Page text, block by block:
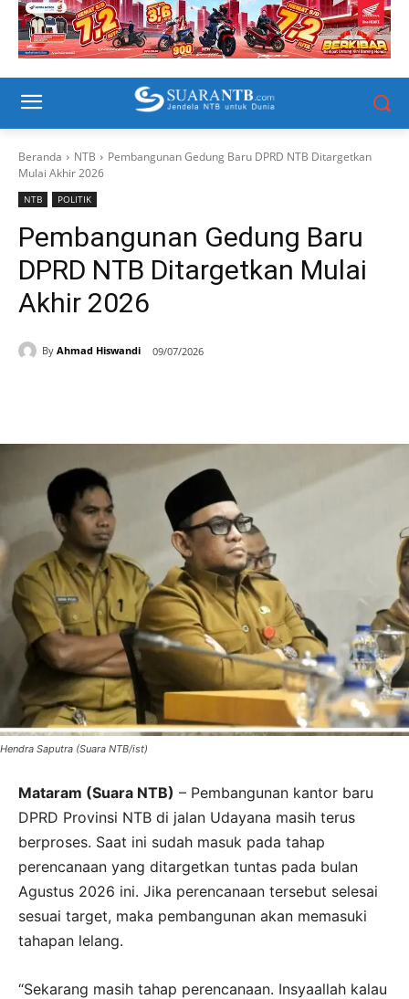
Beranda NTB
Pembangunan Gedung Baru DPRD NTB Ditargetkan
Mulai Akhir 2026
NTB POLITIK
Pembangunan Gedung Baru
DPRD NTB Ditargetkan Mulai
Akhir 2026
By Ahmad Hiswandi 09/07/2026
Hendra Saputra (Suara NTB/ist)
Mataram (Suara NTB) – Pembangunan kantor baru
DPRD Provinsi NTB di jalan Udayana masih terus
berproses. Saat ini sudah masuk pada tahap
perencanaan yang ditargetkan tuntas pada bulan
Agustus 2026 ini. Jika perencanaan tersebut selesai
sesuai target, maka pembangunan akan memasuki
tahapan lelang.
“Sekarang masih tahap perencanaan. Insyaallah kalau